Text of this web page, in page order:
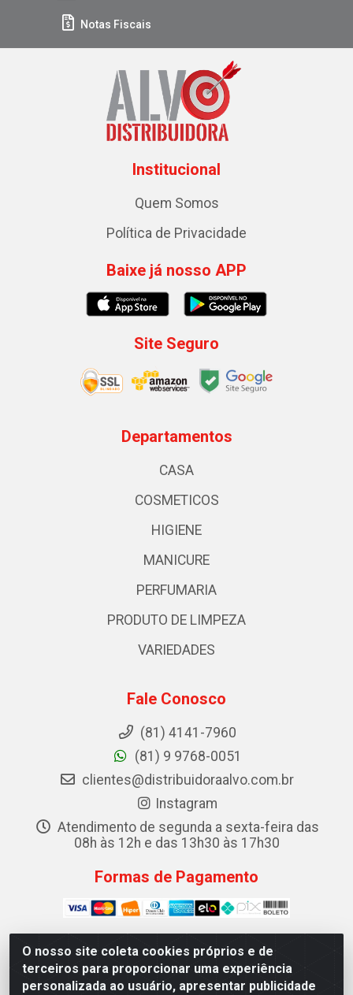
O nosso site coleta cookies próprios e de
terceiros para proporcionar uma experiência
personalizada ao usuário, apresentar publicidade
Notas Fiscais
Institucional
Quem Somos
Política de Privacidade
Baixe já nosso APP
Site Seguro
Departamentos
CASA
COSMETICOS
HIGIENE
MANICURE
PERFUMARIA
PRODUTO DE LIMPEZA
VARIEDADES
Fale Conosco
(81) 4141-7960
(81) 9 9768-0051
clientes@distribuidoraalvo.com.br
Instagram
Atendimento de segunda a sexta-feira das
08h às 12h e das 13h30 às 17h30
Formas de Pagamento
ALVO DISTRIBUIDORA DE COSMÉTICOS LTDA - RUA
TEREZINA, 19 - IPSEP, RECIFE/PE - CEP 51.350-370 -